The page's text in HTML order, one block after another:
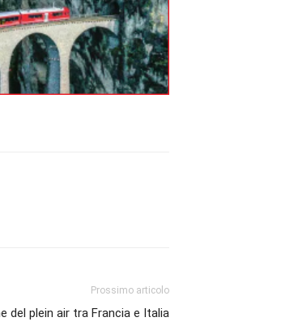
Prossimo articolo
del plein air tra Francia e Italia